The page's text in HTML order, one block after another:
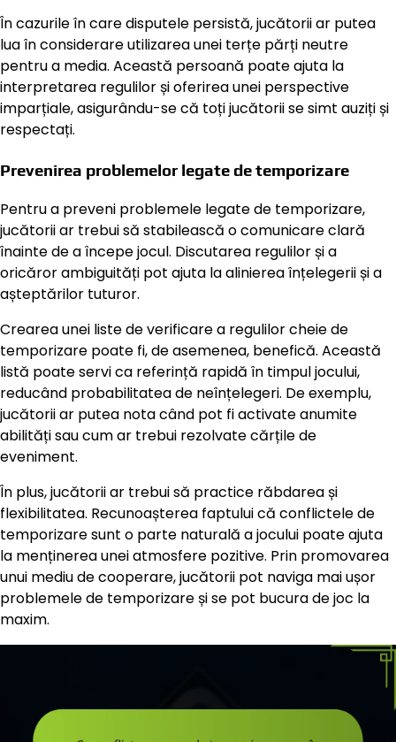
În cazurile în care disputele persistă, jucătorii ar putea
lua în considerare utilizarea unei terțe părți neutre
pentru a media. Această persoană poate ajuta la
interpretarea regulilor și oferirea unei perspective
imparțiale, asigurându-se că toți jucătorii se simt auziți și
respectați.
Prevenirea problemelor legate de temporizare
Pentru a preveni problemele legate de temporizare,
jucătorii ar trebui să stabilească o comunicare clară
înainte de a începe jocul. Discutarea regulilor și a
oricăror ambiguități pot ajuta la alinierea înțelegerii și a
așteptărilor tuturor.
Crearea unei liste de verificare a regulilor cheie de
temporizare poate fi, de asemenea, benefică. Această
listă poate servi ca referință rapidă în timpul jocului,
reducând probabilitatea de neînțelegeri. De exemplu,
jucătorii ar putea nota când pot fi activate anumite
abilități sau cum ar trebui rezolvate cărțile de
eveniment.
În plus, jucătorii ar trebui să practice răbdarea și
flexibilitatea. Recunoașterea faptului că conflictele de
temporizare sunt o parte naturală a jocului poate ajuta
la menținerea unei atmosfere pozitive. Prin promovarea
unui mediu de cooperare, jucătorii pot naviga mai ușor
problemele de temporizare și se pot bucura de joc la
maxim.